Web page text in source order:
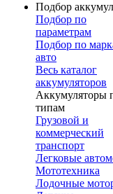
Подбор
Подбор по
параметрам
Подбор по
авто
Весь каталог
аккумуляторов
Аккумуляторы
типам
Грузовой и
коммерческий
транспорт
Легковые
Мототехника
Лодочные